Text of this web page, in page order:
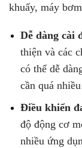
khuấy, máy
Dễ dàng cài
thiện và các
có thể dễ
cần quá
Điều khiển
độ động cơ
nhiều ứng